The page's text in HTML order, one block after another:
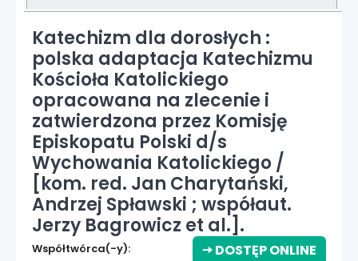
Katechizm dla dorosłych :
polska adaptacja Katechizmu
Kościoła Katolickiego
opracowana na zlecenie i
zatwierdzona przez Komisję
Episkopatu Polski d/s
Wychowania Katolickiego /
[kom. red. Jan Charytański,
Andrzej Spławski ; współaut.
Jerzy Bagrowicz et al.].
🠆 DOSTĘP ONLINE
Współtwórca(-y):